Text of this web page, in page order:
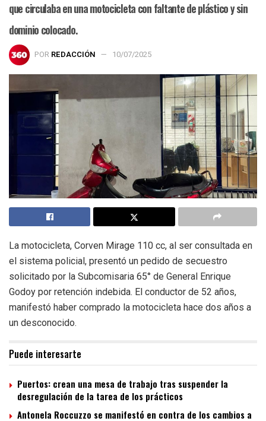
que circulaba en una motocicleta con faltante de plástico y sin
dominio colocado.
POR REDACCIÓN 10/07/2025
La motocicleta, Corven Mirage 110 cc, al ser consultada en
el sistema policial, presentó un pedido de secuestro
solicitado por la Subcomisaria 65° de General Enrique
Godoy por retención indebida. El conductor de 52 años,
manifestó haber comprado la motocicleta hace dos años a
un desconocido.
Puede interesarte
Puertos: crean una mesa de trabajo tras suspender la
desregulación de la tarea de los prácticos
Antonela Roccuzzo se manifestó en contra de los cambios a